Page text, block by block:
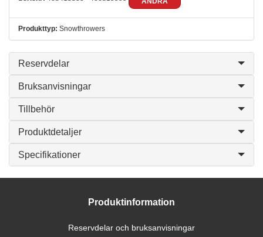
Produkttyp: Snowthrowers
Reservdelar
Bruksanvisningar
Tillbehör
Produktdetaljer
Specifikationer
Produktinformation
Reservdelar och bruksanvisningar